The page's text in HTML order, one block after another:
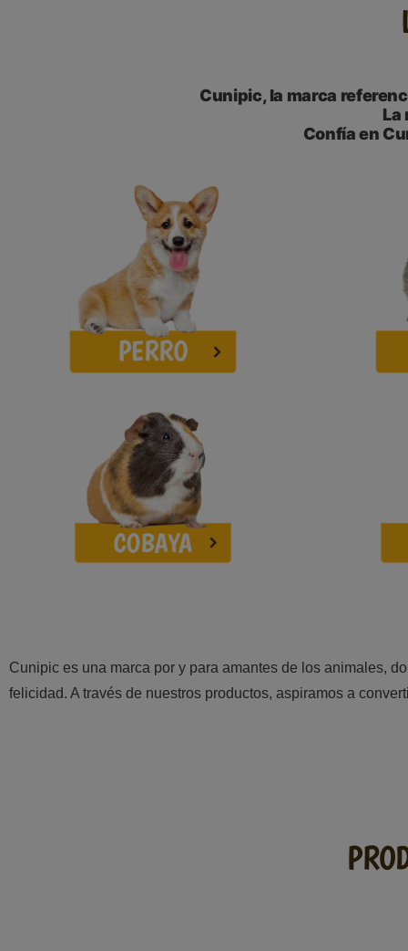
Cunipic, la marca
La
Confía en
Cunipic es una marca por y para amantes de los animales,
felicidad. A través de nuestros productos, aspiramos a